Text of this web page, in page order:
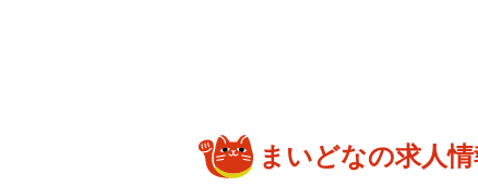
工事までに2年かかったのには理
まいどなの求人情